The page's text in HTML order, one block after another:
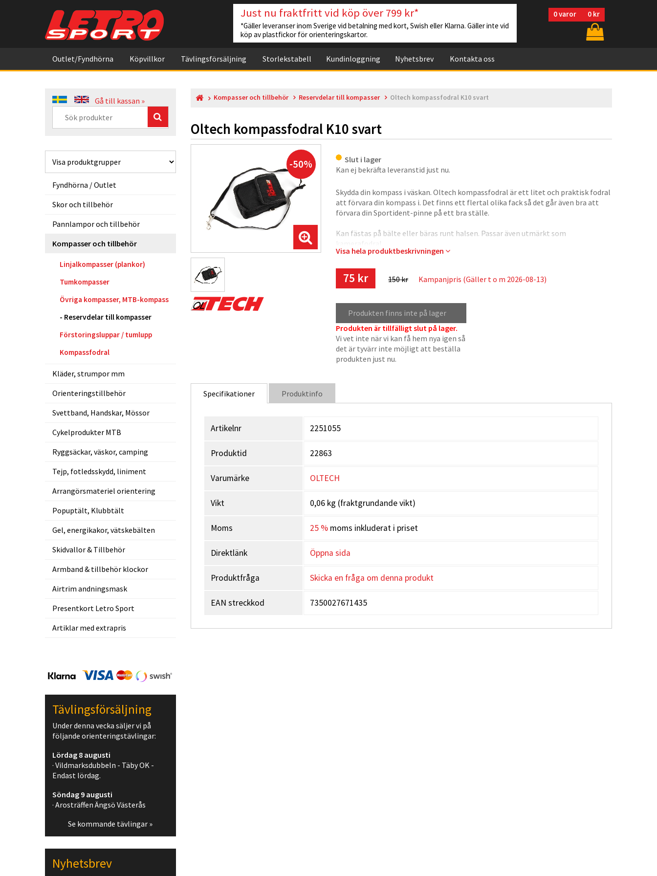
0varor 0 kr
Just nu fraktfritt vid köp över 799 kr*
*Gäller leveranser inom Sverige vid betalning med kort, Swish eller Klarna. Gäller inte vid
köp av plastfickor för orienteringskartor.
Outlet/Fyndhörna Köpvillkor Tävlingsförsäljning Storlekstabell Kundinloggning Nyhetsbrev Kontakta oss
Gå till kassan »
Fyndhörna / Outlet
Skor och tillbehör
Pannlampor och tillbehör
Kompasser och tillbehör
Linjalkompasser (plankor)
Tumkompasser
Övriga kompasser, MTB-kompass
Reservdelar till kompasser
Förstoringsluppar / tumlupp
Kompassfodral
Kläder, strumpor mm
Orienteringstillbehör
Svettband, Handskar, Mössor
Cykelprodukter MTB
Ryggsäckar, väskor, camping
Tejp, fotledsskydd, liniment
Arrangörsmateriel orientering
Popuptält, Klubbtält
Gel, energikakor, vätskebälten
Skidvallor & Tillbehör
Armband & tillbehör klockor
Airtrim andningsmask
Presentkort Letro Sport
Artiklar med extrapris
Kompasser och tillbehör Reservdelar till kompasser Oltech kompassfodral K10 svart
Oltech kompassfodral K10 svart
-50%
Slut i lager
Kan ej bekräfta leveranstid just nu.
Skydda din kompass i väskan. Oltech kompassfodral är ett litet och praktisk fodral
att förvara din kompass i. Det finns ett flertal olika fack så det går även bra att
förvara din Sportident-pinne på ett bra ställe.
Kan fästas på bälte eller bäras runt halsen. Passar även utmärkt som
kamerafodral.
Visa hela produktbeskrivningen
75 kr 150 kr Kampanjpris (Gäller t o m 2026-08-13)
Produkten finns inte på lager
Produkten är tillfälligt slut på lager.
Vi vet inte när vi kan få hem nya igen så
det är tyvärr inte möjligt att beställa
produkten just nu.
Specifikationer Produktinfo
Artikelnr 2251055
Produktid 22863
Varumärke OLTECH
Vikt 0,06 kg (fraktgrundande vikt)
Moms 25 %moms inkluderat i priset
Direktlänk Öppna sida
Produktfråga Skicka en fråga om denna produkt
EAN streckkod 7350027671435
Tävlingsförsäljning
Under denna vecka säljer vi på
följande orienteringstävlingar:
Lördag 8 augusti
· Vildmarksdubbeln - Täby OK -
Endast lördag.
Söndag 9 augusti
· Arosträffen Ängsö Västerås
Se kommande tävlingar »
Nyhetsbrev